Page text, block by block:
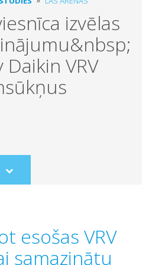
izvēlas
VRV
Scroll
to
esošas VRV
samazinātu